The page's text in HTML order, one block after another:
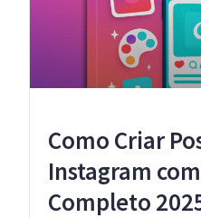
Como Criar
Instagram
Completo